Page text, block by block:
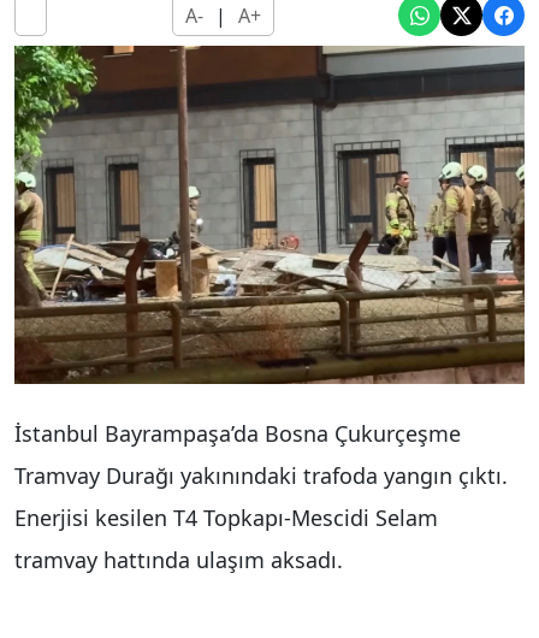
A- | A+
İstanbul Bayrampaşa’da Bosna Çukurçeşme
Tramvay Durağı yakınındaki trafoda yangın çıktı.
Enerjisi kesilen T4 Topkapı-Mescidi Selam
tramvay hattında ulaşım aksadı.